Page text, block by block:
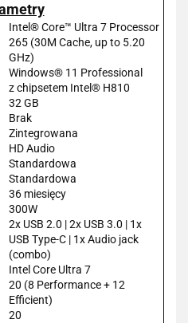
Intel® Core™ Ultra 7 Processor
265 (30M Cache, up to 5.20
GHz)
Windows® 11 Professional
z chipsetem Intel® H810
32 GB
Brak
Zintegrowana
HD Audio
Standardowa
Standardowa
36 miesięcy
300W
2x USB 2.0 | 2x USB 3.0 | 1x
USB Type-C | 1x Audio jack
(combo)
Intel Core Ultra 7
20 (8 Performance + 12
Efficient)
20